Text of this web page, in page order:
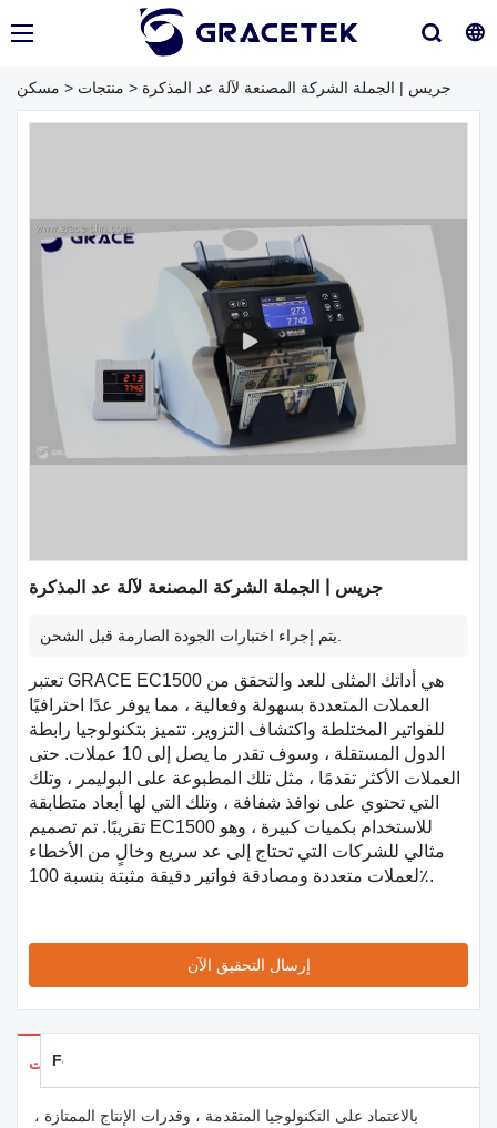
مسكن > منتجات > جريس | الجملة الشركة المصنعة لآلة عد المذكرة
جريس | الجملة الشركة المصنعة لآلة عد المذكرة
تعتبر GRACE EC1500 هي أداتك المثلى للعد والتحقق من
العملات المتعددة بسهولة وفعالية ، مما يوفر عدًا احترافيًا
للفواتير المختلطة واكتشاف التزوير. تتميز بتكنولوجيا رابطة
الدول المستقلة ، وسوف تقدر ما يصل إلى 10 عملات. حتى
العملات الأكثر تقدمًا ، مثل تلك المطبوعة على البوليمر ، وتلك
التي تحتوي على نوافذ شفافة ، وتلك التي لها أبعاد متطابقة
تقريبًا. تم تصميم EC1500 للاستخدام بكميات كبيرة ، وهو
مثالي للشركات التي تحتاج إلى عد سريع وخالٍ من الأخطاء
لعملات متعددة ومصادقة فواتير دقيقة مثبتة بنسبة 100٪.
إرسال التحقيق الآن
تفاصيل المنتجات
Feedback
بالاعتماد على التكنولوجيا المتقدمة ، وقدرات الإنتاج الممتازة ،